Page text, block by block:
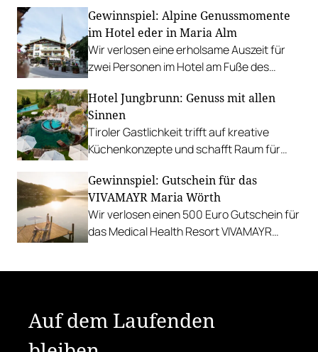
Gewinnspiel: Alpine Genussmomente
im Hotel eder in Maria Alm
Wir verlosen eine erholsame Auszeit für
zwei Personen im Hotel am Fuße des
Hotel Jungbrunn: Genuss mit allen
Sinnen
Tiroler Gastlichkeit trifft auf kreative
Küchenkonzepte und schafft Raum für
Gewinnen Sie eine Auszeit in Tannheim.
Gewinnspiel: Gutschein für das
VIVAMAYR Maria Wörth
Wir verlosen einen 500 Euro Gutschein für
das Medical Health Resort VIVAMAYR
Auf dem Laufenden